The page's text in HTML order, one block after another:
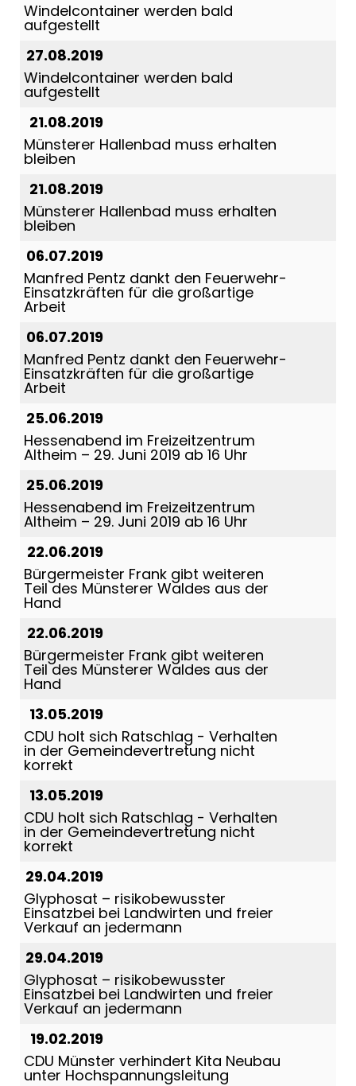
Windelcontainer werden bald
aufgestellt
27.08.2019
Windelcontainer werden bald
aufgestellt
21.08.2019
Münsterer Hallenbad muss erhalten
bleiben
21.08.2019
Münsterer Hallenbad muss erhalten
bleiben
06.07.2019
Manfred Pentz dankt den Feuerwehr-
Einsatzkräften für die großartige
Arbeit
06.07.2019
Manfred Pentz dankt den Feuerwehr-
Einsatzkräften für die großartige
Arbeit
25.06.2019
Hessenabend im Freizeitzentrum
Altheim – 29. Juni 2019 ab 16 Uhr
25.06.2019
Hessenabend im Freizeitzentrum
Altheim – 29. Juni 2019 ab 16 Uhr
22.06.2019
Bürgermeister Frank gibt weiteren
Teil des Münsterer Waldes aus der
Hand
22.06.2019
Bürgermeister Frank gibt weiteren
Teil des Münsterer Waldes aus der
Hand
13.05.2019
CDU holt sich Ratschlag - Verhalten
in der Gemeindevertretung nicht
korrekt
13.05.2019
CDU holt sich Ratschlag - Verhalten
in der Gemeindevertretung nicht
korrekt
29.04.2019
Glyphosat – risikobewusster
Einsatzbei bei Landwirten und freier
Verkauf an jedermann
29.04.2019
Glyphosat – risikobewusster
Einsatzbei bei Landwirten und freier
Verkauf an jedermann
19.02.2019
CDU Münster verhindert Kita Neubau
unter Hochspannungsleitung